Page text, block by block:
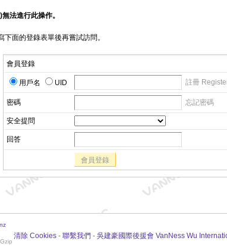
法進行此操作。
下面的登錄表單後再嘗試訪問。
會員登錄
用戶名 UID 註冊
密碼 忘記密碼
安全提問
回答
會員登錄
清除 Cookies - 聯繫我們 - 吳建豪國際後援會 VanNess Wu